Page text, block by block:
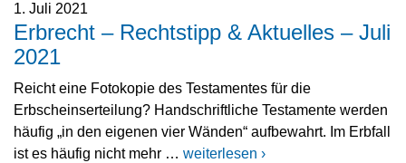
1. Juli 2021
Erbrecht – Rechtstipp & Aktuelles – Juli
2021
Reicht eine Fotokopie des Testamentes für die
Erbscheinserteilung? Handschriftliche Testamente werden
häufig „in den eigenen vier Wänden“ aufbewahrt. Im Erbfall
ist es häufig nicht mehr … weiterlesen ›